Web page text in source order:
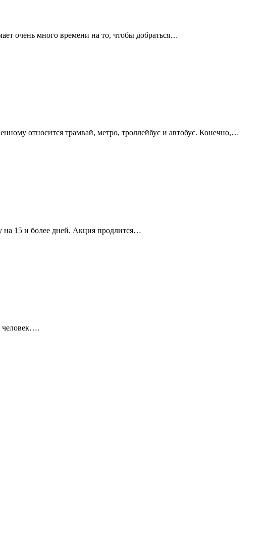
очень много времени на то, чтобы добраться…
относится трамвай, метро, троллейбус и автобус. Конечно,…
15 и более дней. Акция продлится…
человек….